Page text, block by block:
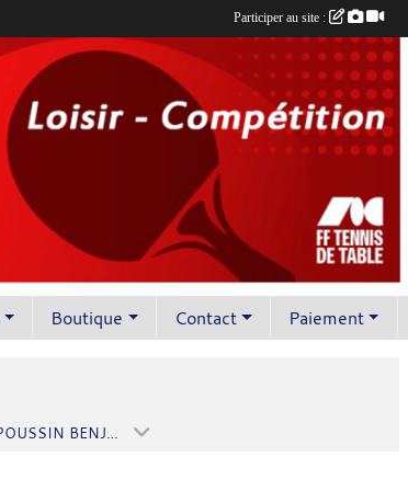
Boutique Contact Paiement
ROCHE VENDÉE POUSSIN BENJAMIN 3 (SAISON 2026-2027)
Participer au site :